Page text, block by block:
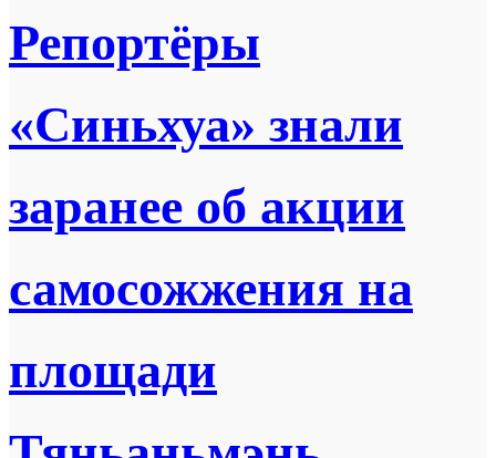
Репортёры
«Синьхуа» знали
заранее об акции
самосожжения на
площади